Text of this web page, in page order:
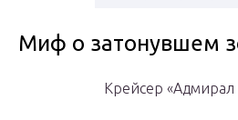
Миф о затонувшем
Крейсер «Адмирал